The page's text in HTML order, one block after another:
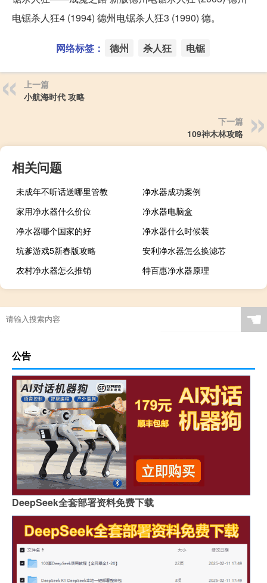
电锯杀人狂4 (1994) 德州电锯杀人狂3 (1990) 德。
网络标签： 德州 杀人狂 电锯
上一篇
小航海时代 攻略
下一篇
109神木林攻略
相关问题
未成年不听话送哪里管教
净水器成功案例
家用净水器什么价位
净水器电脑盒
净水器哪个国家的好
净水器什么时候装
坑爹游戏5新春版攻略
安利净水器怎么换滤芯
农村净水器怎么推销
特百惠净水器原理
☚
公告
DeepSeek全套部署资料免费下载